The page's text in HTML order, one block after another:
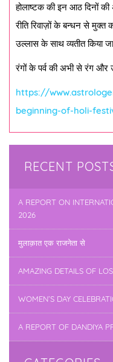
होलाष्टक की इन आठ दिनों
रीति रिवाज़ों के बन्धन से
उल्लास के साथ व्यतीत किया
रंगों के पर्व की अभी से रंग और
https://
beginning-of-holi-
RECENT
A REPORT ON
2026
मुलाक़ात एक राजनेता से
AMAZING DETAILS OF
WOMEN’S DAY
A REPORT OF DANDIYA